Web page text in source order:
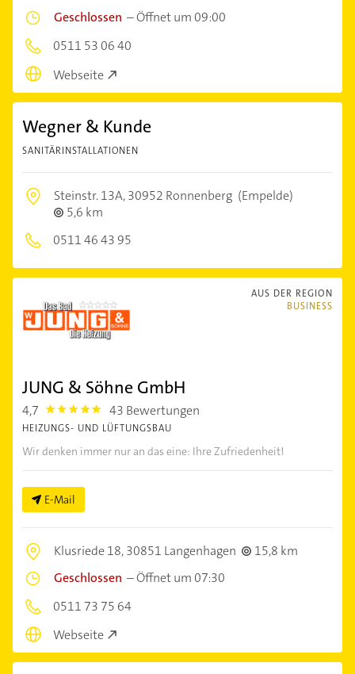
Geschlossen –Öffnet um 09:00
0511 53 06 40
Webseite
Wegner & Kunde
SANITÄRINSTALLATIONEN
Steinstr. 13A,30952 Ronnenberg (Empelde)
5,6 km
0511 46 43 95
AUS DER REGION
BUSINESS
JUNG & Söhne GmbH
4,7 4.7000003 43 Bewertungen
HEIZUNGS- UND LÜFTUNGSBAU
Wir denken immer nur an das eine: Ihre Zufriedenheit!
E-Mail
Klusriede 18,30851 Langenhagen
15,8 km
Geschlossen –Öffnet um 07:30
0511 73 75 64
Webseite